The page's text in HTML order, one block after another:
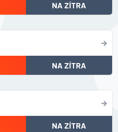
NA ZÍTRA
NA ZÍTRA
NA ZÍTRA